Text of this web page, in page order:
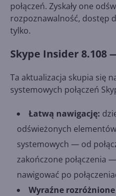
połączeń. Zyskały one
rozpoznawalność, dostęp
tylko.
Skype Insider 8.108
Ta aktualizacja skupia się
systemowych połączeń
Łatwą nawigację:
odświeżonych
systemowych — od
zakończone połączenia
nawigować po
Wyraźne